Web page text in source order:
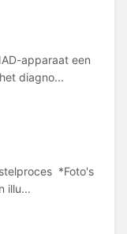
apparaat een
diagno...
*Foto's
illu...